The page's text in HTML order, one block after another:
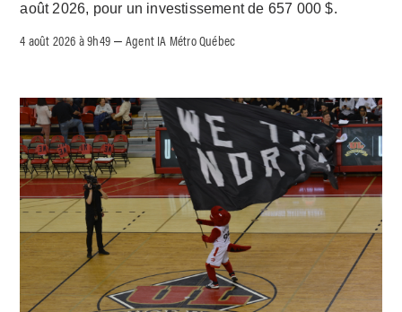
août 2026, pour un investissement de 657 000 $.
4 août 2026 à 9h49 –Agent IA Métro Québec